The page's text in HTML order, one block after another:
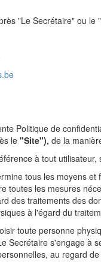
"Le Secrétaire" ou le
Politique de
le "Site"), de la
à tout
tous les moyens
toutes les mesures
des traitements des
à l'égard du
toute personne
Secrétaire s'engage à
au regard